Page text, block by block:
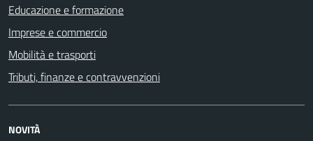
Educazione e formazione
Imprese e commercio
Mobilità e trasporti
Tributi, finanze e contravvenzioni
NOVITÀ